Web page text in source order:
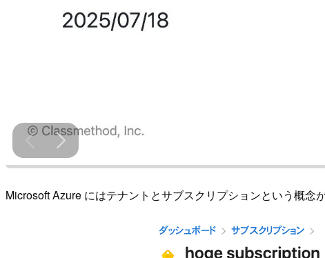
Microsoft Azure にはテナントとサブスクリプションという概念